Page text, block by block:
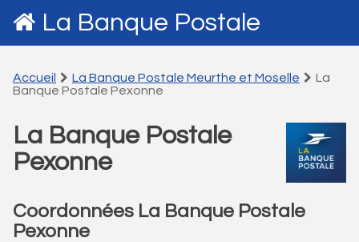
La Banque Postale
Accueil La Banque Postale Meurthe et Moselle
La
Banque Postale Pexonne
La Banque Postale
Pexonne
Coordonnées La Banque Postale
Pexonne